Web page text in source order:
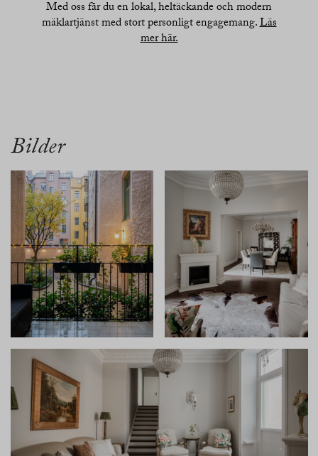
Med oss får du en lokal, heltäckande och modern
mäklartjänst med stort personligt engagemang.Läs
mer här.
Bilder